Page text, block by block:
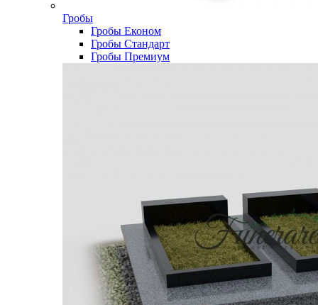
Гробы
Гробы Економ
Гробы Стандарт
Гробы Премиум